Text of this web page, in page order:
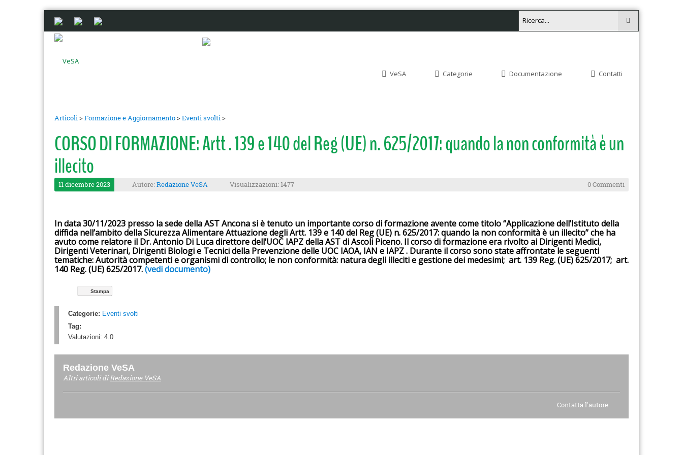
VeSA Categorie Documentazione Contatti
Articoli>Formazione e Aggiornamento>Eventi svolti>
CORSO DI FORMAZIONE: Artt . 139 e 140 del Reg (UE) n. 625/2017: quando la non conformità è un
illecito
11 dicembre 2023 Autore: Redazione VeSA Visualizzazioni: 1477 0 Commenti
In data 30/11/2023 presso la sede della AST Ancona si è tenuto un importante corso di formazione avente come titolo “Applicazione dell’Istituto della
diffida nell’ambito della Sicurezza Alimentare Attuazione degli Artt. 139 e 140 del Reg (UE) n. 625/2017: quando la non conformità è un illecito” che ha
avuto come relatore il Dr. Antonio Di Luca direttore dell’UOC IAPZ della AST di Ascoli Piceno. Il corso di formazione era rivolto ai Dirigenti Medici,
Dirigenti Veterinari, Dirigenti Biologi e Tecnici della Prevenzione delle UOC IAOA, IAN e IAPZ . Durante il corso sono state affrontate le seguenti
tematiche: Autorità competenti e organismi di controllo; le non conformità: natura degli illeciti e gestione dei medesimi; art. 139 Reg. (UE) 625/2017; art.
140 Reg. (UE) 625/2017.(vedi documento)
Stampa
Categorie: Eventi svolti
Tag:
Valutazioni: 4.0
Redazione VeSA
Altri articoli diRedazione VeSA
Contatta l'autore